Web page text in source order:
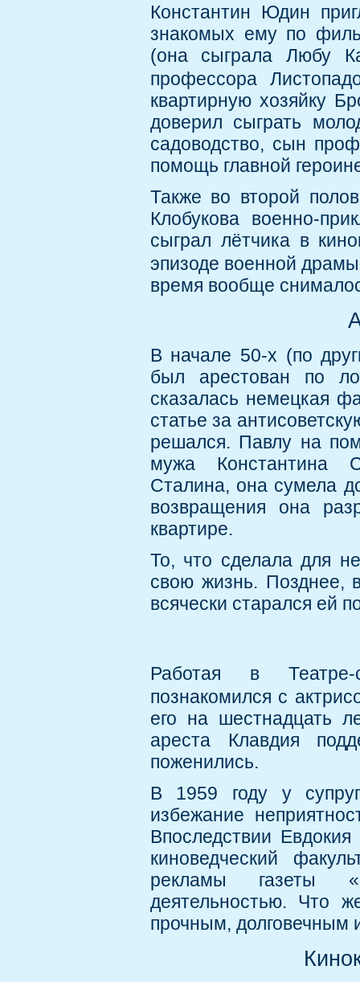
Константин Юдин
знакомых ему по
(она сыграла Любу
профессора
квартирную хозяйку
доверил сыграть
садоводство, сын
помощь главной
Также во второй
Клобукова военно-
сыграл лётчика в
эпизоде военной
время вообще
В начале 50-х (по
был арестован по
сказалась немецкая
статье за
решался. Павлу на
мужа Константина
Сталина, она сумела
возвращения она
квартире.
То, что сделала для
свою жизнь. Позднее,
всячески старался ей
Работая в Театре-
познакомился с
его на шестнадцать
ареста Клавдия
поженились.
В 1959 году у
избежание
Впоследствии
киноведческий
рекламы газеты
деятельностью. Что
прочным, долговечным